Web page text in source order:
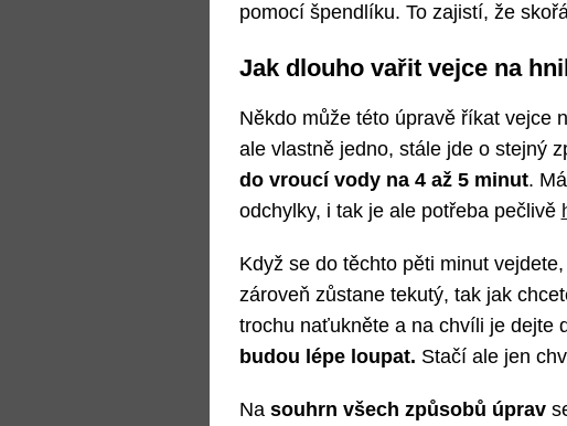
pomocí špendlíku. To zajistí, že
Jak dlouho vařit vejce na
Někdo může této úpravě říkat vejce
ale vlastně jedno, stále jde o stejný
do vroucí vody na 4 až 5 minut.
odchylky, i tak je ale potřeba pečlivě
Když se do těchto pěti minut
zároveň zůstane tekutý, tak jak
trochu naťukněte a na chvíli je dejte
budou lépe loupat. Stačí ale jen
Na souhrn všech způsobů úprav